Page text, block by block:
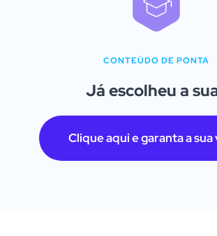
CONTEÚDO DE PONTA
Já escolheu a
Clique aqui e garanta a sua